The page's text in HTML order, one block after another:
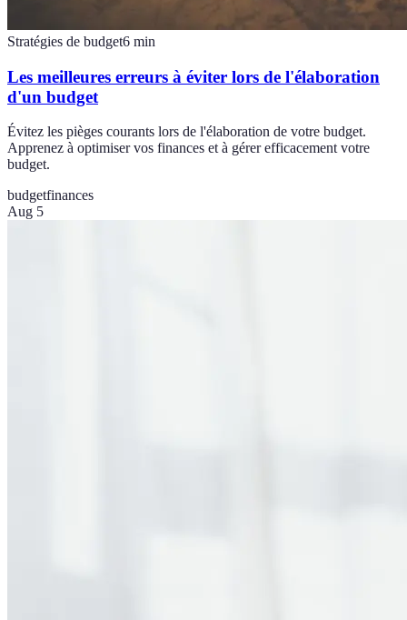
Stratégies de budget6 min
Les meilleures erreurs à éviter lors de l'élaboration
d'un budget
Évitez les pièges courants lors de l'élaboration de votre budget.
Apprenez à optimiser vos finances et à gérer efficacement votre
budget.
budgetfinances
Aug 5